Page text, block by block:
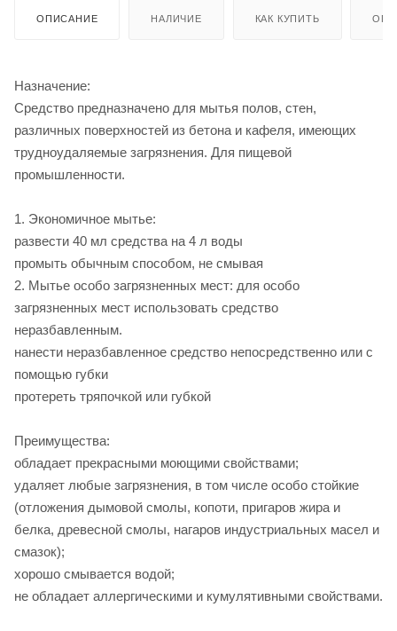
ОПИСАНИЕ НАЛИЧИЕ КАК КУПИТЬ
Назначение:
Средство предназначено для мытья полов, стен,
различных поверхностей из бетона и кафеля, имеющих
трудноудаляемые загрязнения. Для пищевой
промышленности.
1. Экономичное мытье:
развести 40 мл средства на 4 л воды
промыть обычным способом, не смывая
2. Мытье особо загрязненных мест: для особо
загрязненных мест использовать средство
неразбавленным.
нанести неразбавленное средство непосредственно или с
помощью губки
протереть тряпочкой или губкой
Преимущества:
обладает прекрасными моющими свойствами;
удаляет любые загрязнения, в том числе особо стойкие
(отложения дымовой смолы, копоти, пригаров жира и
белка, древесной смолы, нагаров индустриальных масел и
смазок);
хорошо смывается водой;
не обладает аллергическими и кумулятивными свойствами.